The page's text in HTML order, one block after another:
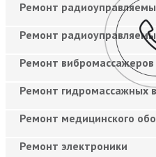
Ремонт
Ремонт
Ремонт вибромассажеров
Ремонт гидромассажных
Ремонт медицинского
Ремонт электроники